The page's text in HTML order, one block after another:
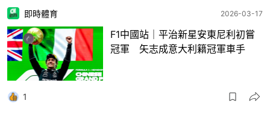
即時體育 2026-03-17
F1中國站｜平治新星安東尼利初嘗
冠軍 矢志成意大利籍冠軍車手
1